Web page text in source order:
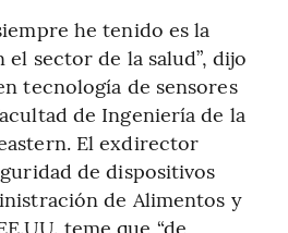
he tenido es la
el sector de la salud”, dijo
tecnología de sensores
de Ingeniería de la
El exdirector
de dispositivos
de Alimentos y
teme que “de